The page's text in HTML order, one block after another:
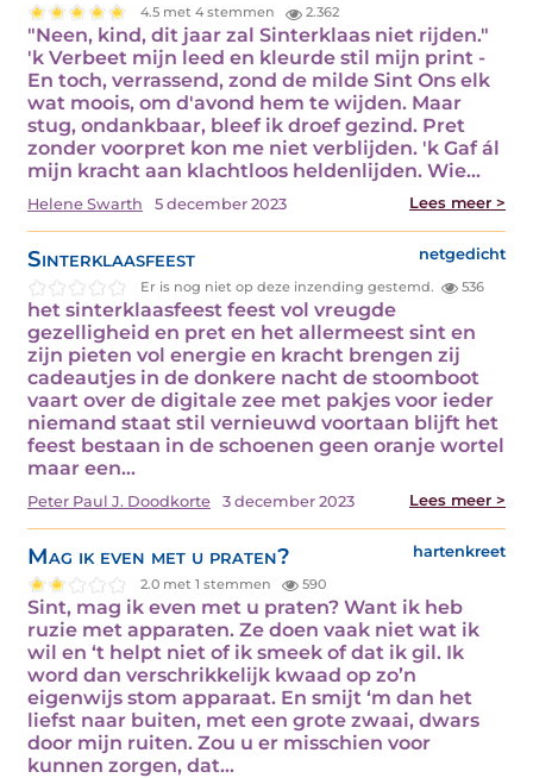
4.5 met 4 stemmen 2.362
"Neen, kind, dit jaar zal Sinterklaas niet rijden."
'k Verbeet mijn leed en kleurde stil mijn print -
En toch, verrassend, zond de milde Sint Ons elk
wat moois, om d'avond hem te wijden. Maar
stug, ondankbaar, bleef ik droef gezind. Pret
zonder voorpret kon me niet verblijden. 'k Gaf ál
mijn kracht aan klachtloos heldenlijden. Wie…
Helene Swarth 5 december 2023 Lees meer >
Sinterklaasfeest netgedicht
Er is nog niet op deze inzending gestemd. 536
het sinterklaasfeest feest vol vreugde
gezelligheid en pret en het allermeest sint en
zijn pieten vol energie en kracht brengen zij
cadeautjes in de donkere nacht de stoomboot
vaart over de digitale zee met pakjes voor ieder
niemand staat stil vernieuwd voortaan blijft het
feest bestaan in de schoenen geen oranje wortel
maar een…
Peter Paul J. Doodkorte 3 december 2023 Lees meer >
Mag ik even met u praten? hartenkreet
2.0 met 1 stemmen 590
Sint, mag ik even met u praten? Want ik heb
ruzie met apparaten. Ze doen vaak niet wat ik
wil en ‘t helpt niet of ik smeek of dat ik gil. Ik
word dan verschrikkelijk kwaad op zo’n
eigenwijs stom apparaat. En smijt ‘m dan het
liefst naar buiten, met een grote zwaai, dwars
door mijn ruiten. Zou u er misschien voor
kunnen zorgen, dat…